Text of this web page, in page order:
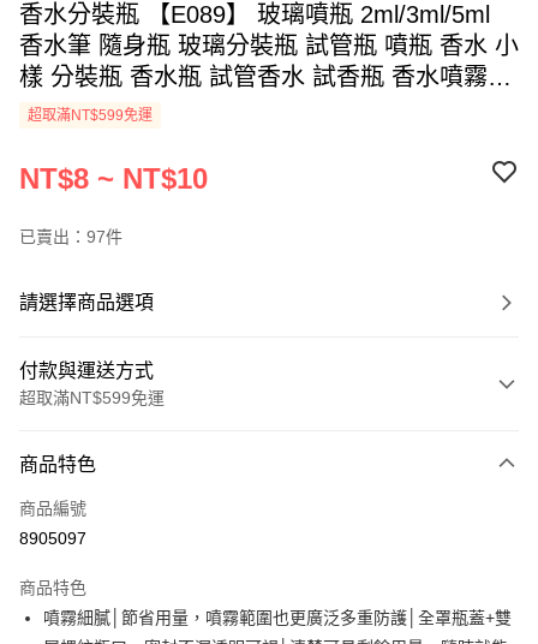
香水分裝瓶 【E089】 玻璃噴瓶 2ml/3ml/5ml
香水筆 隨身瓶 玻璃分裝瓶 試管瓶 噴瓶 香水 小
樣 分裝瓶 香水瓶 試管香水 試香瓶 香水噴霧瓶
玻璃噴霧瓶 噴霧瓶 精油瓶 分裝噴瓶 酒精噴霧
超取滿NT$599免運
NT$8 ~ NT$10
已賣出：97件
請選擇商品選項
付款與運送方式
超取滿NT$599免運
信用卡一次付款
超商取貨付款
Apple Pay
商品特色
商品編號
8905097
商品特色
噴霧細膩│節省用量，噴霧範圍也更廣泛多重防護│全罩瓶蓋+雙